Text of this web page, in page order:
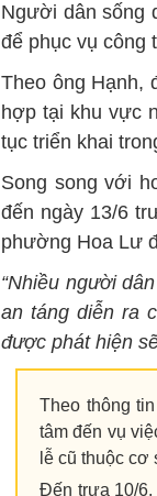
Người dân sống
để phục vụ công
Theo ông Hạnh,
hợp tại khu vực
tục triển khai
Song song với
đến ngày 13/6
phường Hoa Lư
“Nhiều người
an táng diễn ra
được phát hiện
Theo thông
tâm đến vụ
lễ cũ thuộc
Đến trưa 10/6,